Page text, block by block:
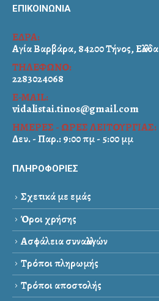
ΕΠΙΚΟΙΝΩΝΙΑ
ΕΔΡΑ:
Αγία Βαρβάρα, 84200 Τήνος, Ελλάδα
ΤΗΛΕΦΩΝΟ:
2283024068
E-MAIL:
vidalistai.tinos@gmail.com
ΗΜΕΡΕΣ - ΩΡΕΣ ΛΕΙΤΟΥΡΓΙΑΣ:
Δευ. - Παρ.: 9:00 πμ - 5:00 μμ
ΠΛΗΡΟΦΟΡΙΕΣ
Σχετικά με εμάς
Όροι χρήσης
Ασφάλεια συναλλαγών
Τρόποι πληρωμής
Τρόποι αποστολής